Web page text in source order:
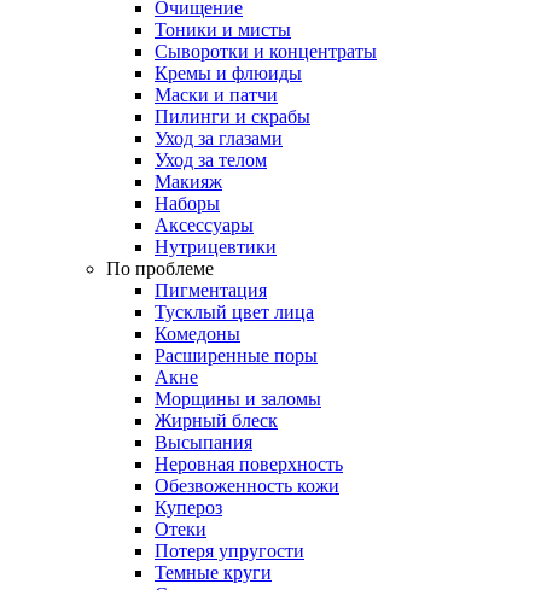
Очищение
Тоники и мисты
Сыворотки и концентраты
Кремы и флюиды
Маски и патчи
Пилинги и скрабы
Уход за глазами
Уход за телом
Макияж
Наборы
Аксессуары
Нутрицевтики
По проблеме
Пигментация
Тусклый цвет лица
Комедоны
Расширенные поры
Акне
Морщины и заломы
Жирный блеск
Высыпания
Неровная поверхность
Обезвоженность кожи
Купероз
Отеки
Потеря упругости
Темные круги